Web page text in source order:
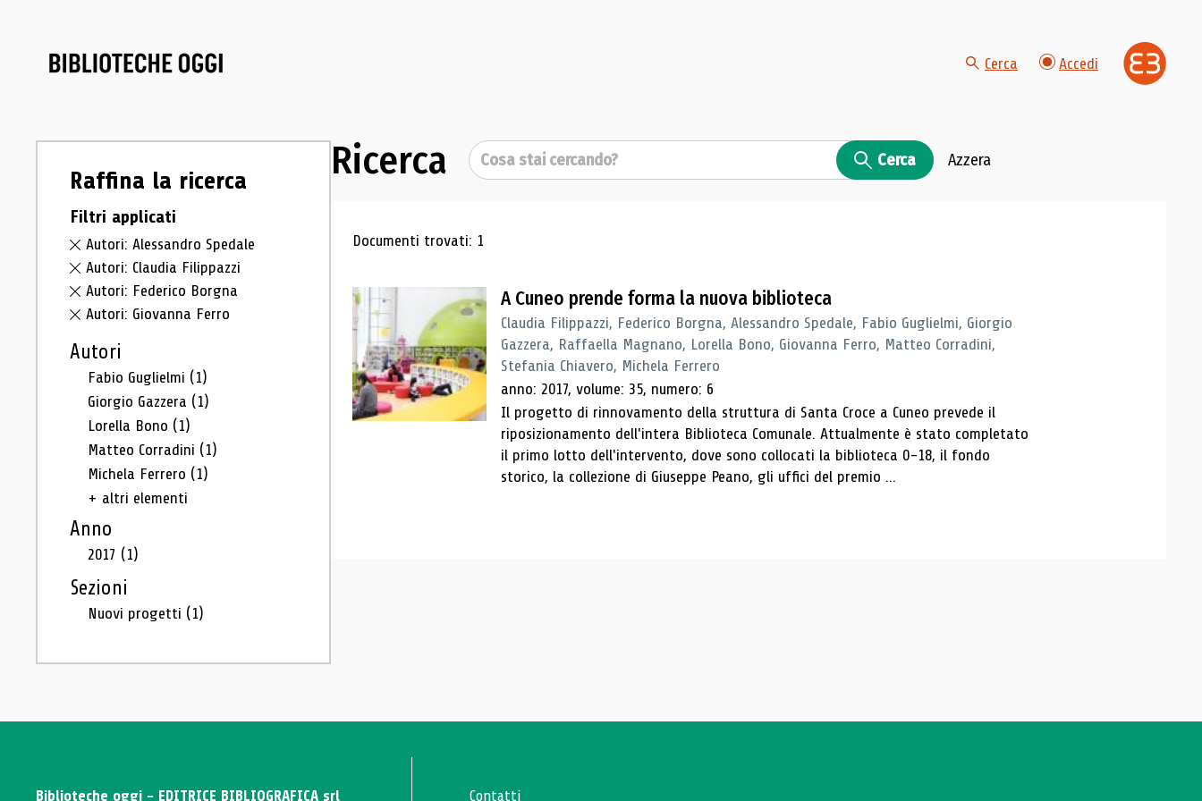
Cerca Accedi
Raffina la ricerca
Filtri applicati
Autori: Alessandro Spedale
Autori: Claudia Filippazzi
Autori: Federico Borgna
Autori: Giovanna Ferro
Autori
Fabio Guglielmi (1)
Giorgio Gazzera (1)
Lorella Bono (1)
Matteo Corradini (1)
Michela Ferrero (1)
+ altri elementi
Anno
2017 (1)
Sezioni
Nuovi progetti (1)
Ricerca Cerca Cerca Azzera
Risultati di ricerca
Documenti trovati: 1
A Cuneo prende forma la nuova biblioteca
Claudia Filippazzi, Federico Borgna, Alessandro Spedale, Fabio Guglielmi, Giorgio
Gazzera, Raffaella Magnano, Lorella Bono, Giovanna Ferro, Matteo Corradini,
Stefania Chiavero, Michela Ferrero
anno: 2017, volume: 35, numero: 6
Il progetto di rinnovamento della struttura di Santa Croce a Cuneo prevede il
riposizionamento dell'intera Biblioteca Comunale. Attualmente è stato completato
il primo lotto dell'intervento, dove sono collocati la biblioteca 0-18, il fondo
storico, la collezione di Giuseppe Peano, gli uffici del premio ...
Biblioteche oggi - EDITRICE BIBLIOGRAFICA srl Contatti